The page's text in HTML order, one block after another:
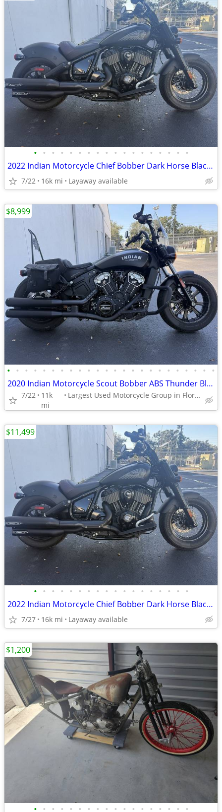
• • • • • • • • • • • • • • • • • •
2022 Indian Motorcycle Chief Bobber Dark Horse Black Smoke
7/22 16k mi Layaway available
• • • • • • • • • • • • • • • • • • • • • • • •
2020 Indian Motorcycle Scout Bobber ABS Thunder Black Smoke
7/22
11k
mi
Largest Used Motorcycle Group in Florida
$8,999
• • • • • • • • • • • • • • • • • •
2022 Indian Motorcycle Chief Bobber Dark Horse Black Smoke
7/27 16k mi Layaway available
$11,499
• • • • • • • • • • • • • • • • • •
$1,200